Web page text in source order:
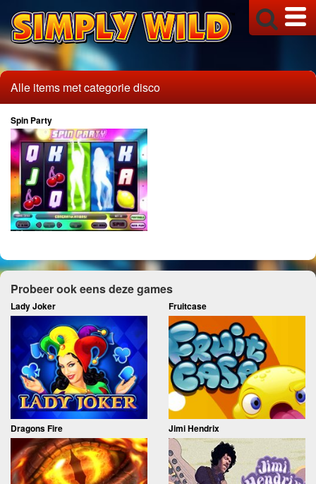
Alle items met categorie disco
Spin Party
Probeer ook eens deze games
Lady Joker Fruitcase
Dragons Fire Jimi Hendrix